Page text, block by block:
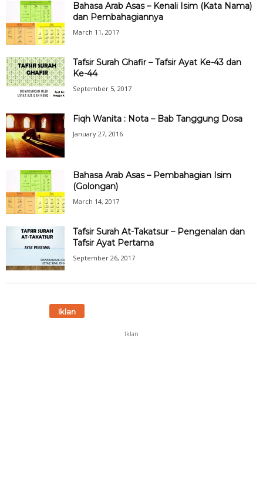
Bahasa Arab Asas – Kenali Isim (Kata Nama)
dan Pembahagiannya
March 11, 2017
Tafsir Surah Ghafir – Tafsir Ayat Ke-43 dan
Ke-44
September 5, 2017
Fiqh Wanita : Nota – Bab Tanggung Dosa
January 27, 2016
Bahasa Arab Asas – Pembahagian Isim
(Golongan)
March 14, 2017
Tafsir Surah At-Takatsur – Pengenalan dan
Tafsir Ayat Pertama
September 26, 2017
Iklan
Iklan